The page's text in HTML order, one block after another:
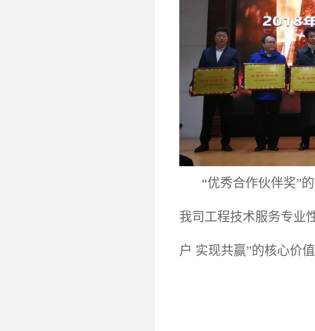
“优秀合作伙伴奖”
我司工程技术服务专业
户 实现共赢”的核心价